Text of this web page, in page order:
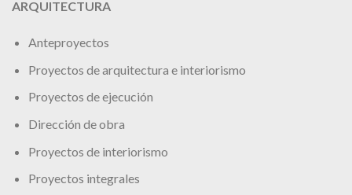
ARQUITECTURA
Anteproyectos
Proyectos de arquitectura e interiorismo
Proyectos de ejecución
Dirección de obra
Proyectos de interiorismo
Proyectos integrales